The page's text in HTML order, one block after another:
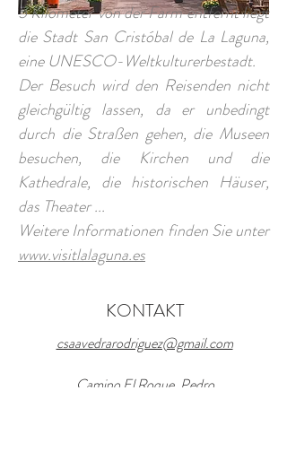
5 Kilometer von der Farm entfernt liegt
die Stadt San Cristóbal de La Laguna,
eine UNESCO-Weltkulturerbestadt.
Der Besuch wird den Reisenden nicht
gleichgültig lassen, da er unbedingt
durch die Straßen gehen, die Museen
besuchen, die Kirchen und die
Kathedrale, die historischen Häuser,
das Theater ...
Weitere Informationen finden Sie unter
www.visitlalaguna.es
KONTAKT
csaavedrarodriguez@gmail.com
Camino El Roque, Pedro